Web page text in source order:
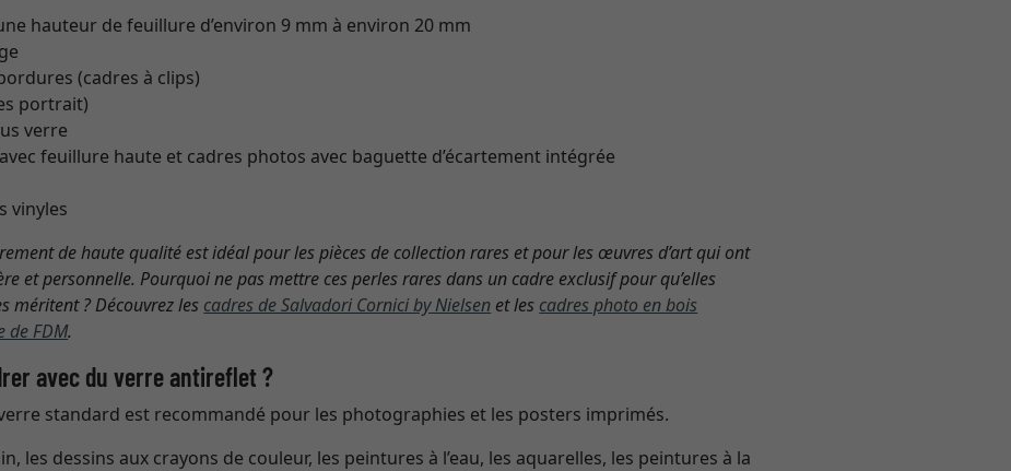
hauteur de feuillure d’environ 9 mm à environ 20 mm
(cadres à clips)
portrait)
verre
feuillure haute et cadres photos avec baguette d’écartement intégrée
vinyles
de haute qualité est idéal pour les pièces de collection rares et pour les œuvres d’art qui ont
et personnelle. Pourquoi ne pas mettre ces perles rares dans un cadre exclusif pour qu’elles
méritent ? Découvrez les cadres de Salvadori Cornici by Nielsen et les cadres photo en bois
de FDM.
avec du verre antireflet ?
standard est recommandé pour les photographies et les posters imprimés.
les dessins aux crayons de couleur, les peintures à l’eau, les aquarelles, les peintures à la